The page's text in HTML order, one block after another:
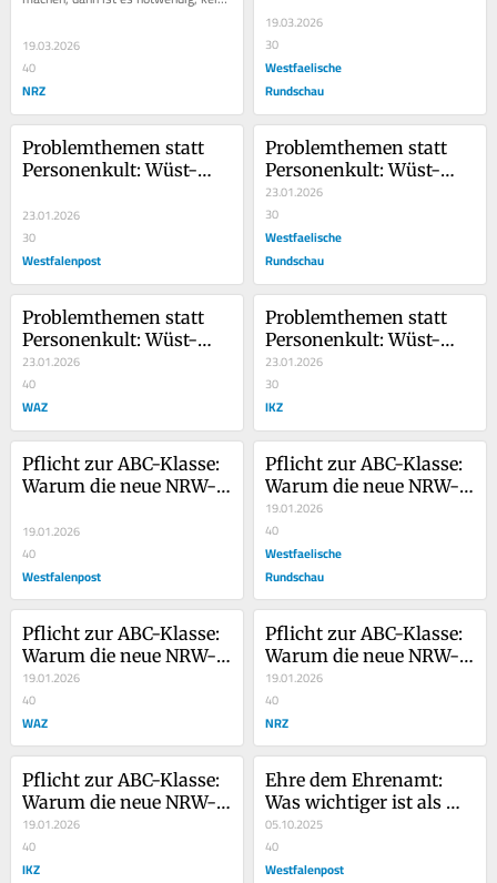
Gesetz zu machen.“ Die schwarz-
19.03.2026
40
NRZ
grüne...
19.03.2026
30
Westfaelische
Rundschau
Problemthemen statt
Personenkult: Wüst-
nur eine Chance
23.01.2026
30
Westfalenpost
Problemthemen statt
Personenkult: Wüst-
Herausforderer Ott hat
nur eine Chance
23.01.2026
30
Westfaelische
Rundschau
Problemthemen statt
Personenkult: Wüst-
Herausforderer Ott hat
nur eine Chance
23.01.2026
40
WAZ
Problemthemen statt
Personenkult: Wüst-
Herausforderer Ott hat
nur eine Chance
23.01.2026
30
IKZ
Pflicht zur ABC-Klasse:
Warum die neue NRW-
richtig ist
19.01.2026
40
Westfalenpost
Pflicht zur ABC-Klasse:
Warum die neue NRW-
Sprachförderung
richtig ist
19.01.2026
40
Westfaelische
Rundschau
Pflicht zur ABC-Klasse:
Warum die neue NRW-
Sprachförderung
richtig ist
19.01.2026
40
WAZ
Pflicht zur ABC-Klasse:
Warum die neue NRW-
Sprachförderung
richtig ist
19.01.2026
40
NRZ
Pflicht zur ABC-Klasse:
Warum die neue NRW-
Sprachförderung
richtig ist
19.01.2026
40
IKZ
Ehre dem Ehrenamt:
Was wichtiger ist als
Steuerfreibeträge
05.10.2025
40
Westfalenpost